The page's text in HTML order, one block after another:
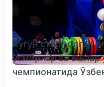
Бугун старт олган
ўсмирлар ва ёшлар
чемпионатида